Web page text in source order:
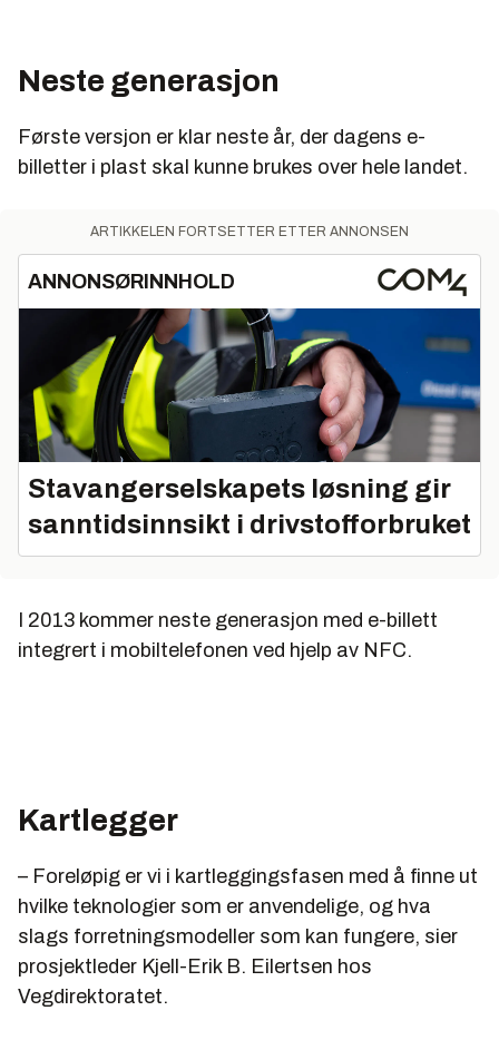
Neste generasjon
Første versjon er klar neste år, der dagens e-
billetter i plast skal kunne brukes over hele landet.
ARTIKKELEN FORTSETTER ETTER ANNONSEN
ANNONSØRINNHOLD
Stavangerselskapets løsning gir
sanntidsinnsikt i drivstofforbruket
I 2013 kommer neste generasjon med e-billett
integrert i mobiltelefonen ved hjelp av NFC.
Kartlegger
– Foreløpig er vi i kartleggingsfasen med å finne ut
hvilke teknologier som er anvendelige, og hva
slags forretningsmodeller som kan fungere, sier
prosjektleder Kjell-Erik B. Eilertsen hos
Vegdirektoratet.